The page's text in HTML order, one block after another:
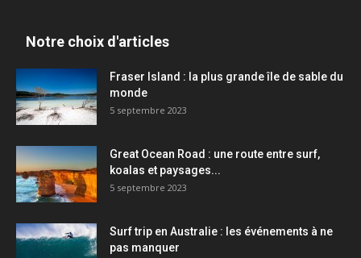
Notre choix d'articles
Fraser Island : la plus grande île de sable du
monde
5 septembre 2023
Great Ocean Road : une route entre surf,
koalas et paysages...
5 septembre 2023
Surf trip en Australie : les événements à ne
pas manquer